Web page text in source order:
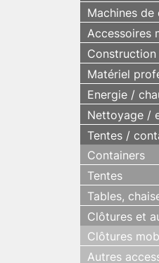
Machines de
Accessoires
Matériel
Energie /
Nettoyage /
Tentes /
Containers
Tentes
Tables,
Clôtures et
Clôtures
Autres